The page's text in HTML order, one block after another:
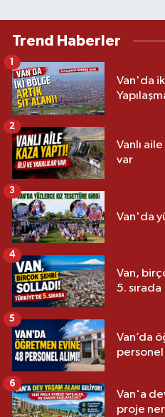
Trend Haberler
Van'da
1
Vanlı
var
2
Van'da
3
Van,
5. sırada
4
Van’da
personel
5
Van'a
proje
6